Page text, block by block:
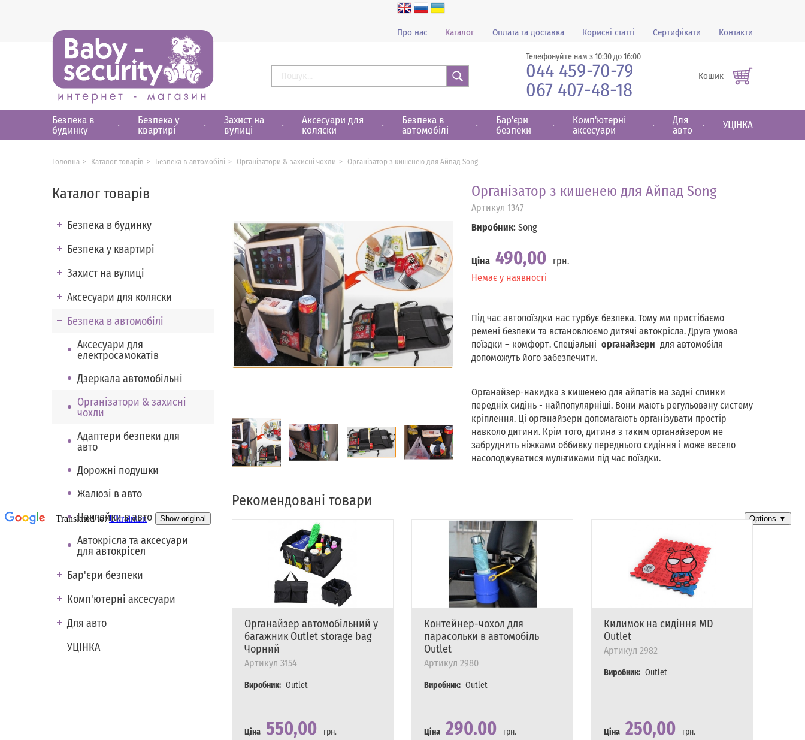
Про нас Каталог Оплата та доставка Корисні статті Сертифікати Контакти
Телефонуйте нам з 10:30 до 16:00
044 459-70-79
067 407-48-18
Кошик
Безпека в
будинку
Безпека у
квартирі
Захист на
вулиці
Аксесуари для
коляски
Безпека в
автомобілі
Бар'єри
безпеки
Комп'ютерні
аксесуари
Для
авто
УЦІНКА
Головна Каталог товарів Безпека в автомобілі Організатори & захисні чохли Організатор з кишенею для Айпад Song
Каталог товарів
Безпека в будинку
Безпека у квартирі
Захист на вулиці
Аксесуари для коляски
Безпека в автомобілі
Аксесуари для
електросамокатів
Дзеркала автомобільні
Організатори & захисні
чохли
Адаптери безпеки для
авто
Дорожні подушки
Жалюзі в авто
Наклейки в авто
Автокрісла та аксесуари
для автокрісел
Бар'єри безпеки
Комп'ютерні аксесуари
Для авто
УЦІНКА
Організатор з кишенею для Айпад Song
Артикул 1347
Виробник: Song
Ціна 490,00
грн.
Наявність
Немає у наявності
Під час автопоїздки нас турбує безпека. Тому ми пристібаємо
ремені безпеки та встановлюємо дитячі автокрісла. Друга умова
поїздки – комфорт. Спеціальні органайзери для автомобіля
допоможуть його забезпечити.
Органайзер-накидка з кишенею для айпатів на задні спинки
передніх сидінь - найпопулярніші. Вони мають регульовану систему
кріплення. Ці органайзери допомагають організувати простір
навколо дитини. Крім того, дитина з таким органайзером не
забруднить ніжками оббивку переднього сидіння і може весело
насолоджуватися мультиками під час поїздки.
Рекомендовані товари
Органайзер автомобільний у
багажник Outlet storage bag
Чорний
Артикул 3154
Виробник: Outlet
Ціна 550,00 грн.
Контейнер-чохол для
парасольки в автомобіль
Outlet
Артикул 2980
Виробник: Outlet
Ціна 290.00 грн.
Килимок на сидіння MD
Outlet
Артикул 2982
Виробник: Outlet
Ціна 250,00 грн.